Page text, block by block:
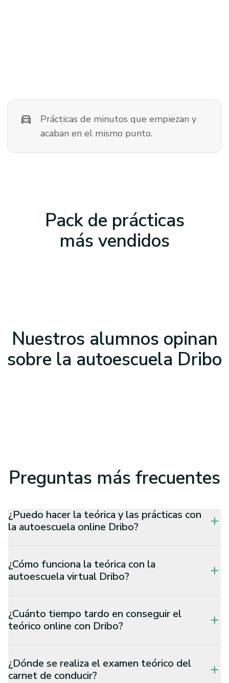
directions_car
Prácticas de minutos que empiezan y
acaban en el mismo punto.
Pack de prácticas
más vendidos
Nuestros alumnos opinan
sobre la autoescuela Dribo
Preguntas más frecuentes
¿Puedo hacer la teórica y las prácticas con
la autoescuela online Dribo?
add
¿Cómo funciona la teórica con la
autoescuela virtual Dribo?
add
¿Cuánto tiempo tardo en conseguir el
teórico online con Dribo?
add
¿Dónde se realiza el examen teórico del
carnet de conducir?
add